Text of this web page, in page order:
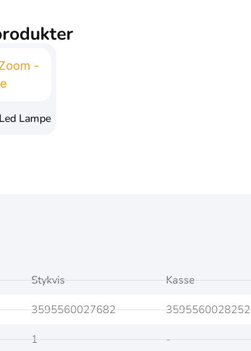
Lampe
Stykvis
3595560027682
1
Kasse
3595560028252
-